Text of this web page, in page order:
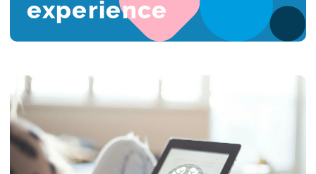
experience